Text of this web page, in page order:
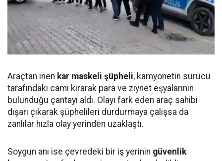
Araçtan inen kar maskeli şüpheli, kamyonetin sürücü
tarafındaki camı kırarak para ve ziynet eşyalarının
bulunduğu çantayı aldı. Olayı fark eden araç sahibi
dışarı çıkarak şüphelileri durdurmaya çalışsa da
zanlılar hızla olay yerinden uzaklaştı.
Soygun anı ise çevredeki bir iş yerinin güvenlik